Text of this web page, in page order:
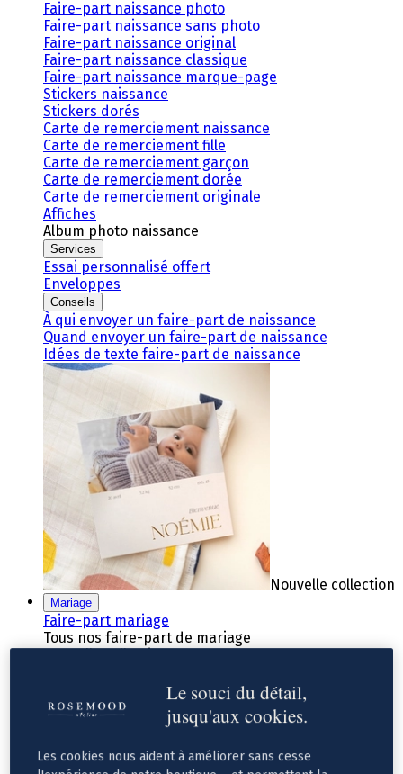
Faire-part naissance photo
Faire-part naissance sans photo
Faire-part naissance original
Faire-part naissance classique
Faire-part naissance marque-page
Stickers naissance
Stickers dorés
Carte de remerciement naissance
Carte de remerciement fille
Carte de remerciement garçon
Carte de remerciement dorée
Carte de remerciement originale
Affiches
Album photo naissance
Services
Essai personnalisé offert
Enveloppes
Conseils
À qui envoyer un faire-part de naissance
Quand envoyer un faire-part de naissance
Idées de texte faire-part de naissance
Nouvelle collection
Mariage
Faire-part mariage
Tous nos faire-part de mariage
Nouvelle collection
Faire-part mariage classique
Faire-part mariage champêtre
Faire-part mariage vintage
Faire-part mariage photo
Le souci du détail,
jusqu'aux cookies.
Les cookies nous aident à améliorer sans cesse